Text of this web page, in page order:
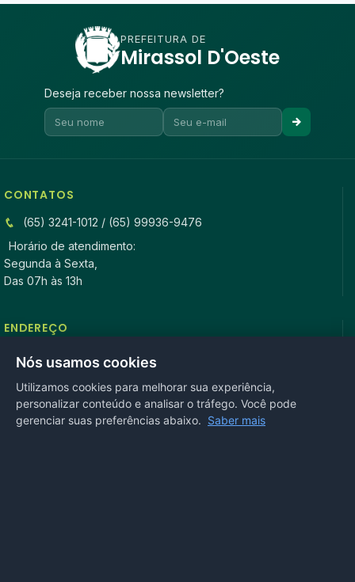
PREFEITURA DE
Mirassol D'Oeste
Deseja receber nossa newsletter?
CONTATOS
(65) 3241-1012 / (65) 99936-9476
Horário de atendimento:
Segunda à Sexta,
Das 07h às 13h
ENDEREÇO
Rua Antonio Tavares, n° 3310, Centro CEP: 78.280-000 -
Mirassol D’Oeste, MT
REDES SOCIAIS
Nós usamos cookies
Utilizamos cookies para melhorar sua experiência,
personalizar conteúdo e analisar o tráfego. Você pode
gerenciar suas preferências abaixo. Saber mais